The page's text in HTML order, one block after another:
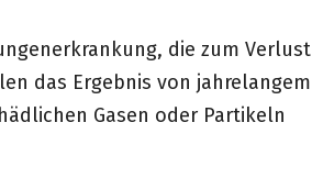
die zum Verlust
das Ergebnis von jahrelangem
Gasen oder Partikeln